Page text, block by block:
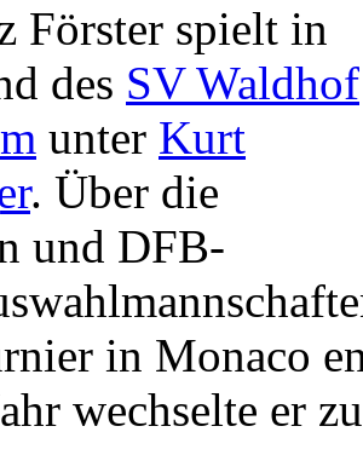
Förster spielt in
des SV Waldhof
unter Kurt
. Über die
und DFB-
in Monaco
wechselte er